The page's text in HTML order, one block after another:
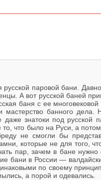
русской паровой бани.
А вот русской баней
баня с ее
мастерство банного
знатоки под русской
то, что было на Руси, а
не смогли бы
которые не для того,
пар, зачем в бане
бани в России —
по своему
а порой и одевались.